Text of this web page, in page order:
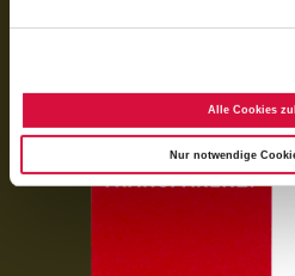
Alle Cookies
Nur notwendige
Förderung kirchlicher Zwecke von der
freigestellt und beim Finanzamt unter